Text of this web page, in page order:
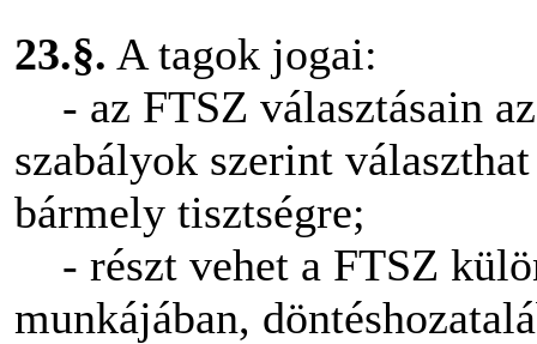
23.§. A tagok jogai:
- az FTSZ választásain
szabályok szerint
bármely tisztségre;
- részt vehet a FTSZ
munkájában,